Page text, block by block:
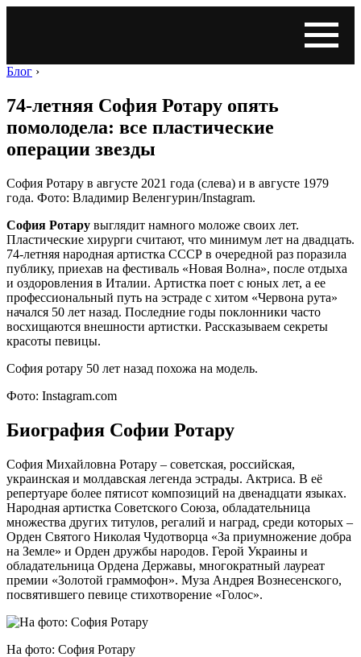
Блог ›
74-летняя София Ротару опять
помолодела: все пластические
операции звезды
София Ротару в августе 2021 года (слева) и в августе 1979
года. Фото: Владимир Веленгурин/Instagram.
София Ротару выглядит намного моложе своих лет.
Пластические хирурги считают, что минимум лет на двадцать.
74-летняя народная артистка СССР в очередной раз поразила
публику, приехав на фестиваль «Новая Волна», после отдыха
и оздоровления в Италии. Артистка поет с юных лет, а ее
профессиональный путь на эстраде с хитом «Червона рута»
начался 50 лет назад. Последние годы поклонники часто
восхищаются внешности артистки. Рассказываем секреты
красоты певицы.
София ротару 50 лет назад похожа на модель.
Фото: Instagram.com
Биография Софии Ротару
София Михайловна Ротару – советская, российская,
украинская и молдавская легенда эстрады. Актриса. В её
репертуаре более пятисот композиций на двенадцати языках.
Народная артистка Советского Союза, обладательница
множества других титулов, регалий и наград, среди которых –
Орден Святого Николая Чудотворца «За приумножение добра
на Земле» и Орден дружбы народов. Герой Украины и
обладательница Ордена Державы, многократный лауреат
премии «Золотой граммофон». Муза Андрея Вознесенского,
посвятившего певице стихотворение «Голос».
На фото: София Ротару